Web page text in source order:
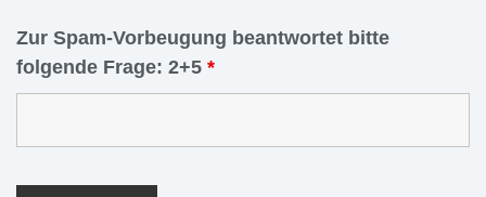
Zur Spam-Vorbeugung beantwortet bitte
folgende Frage: 2+5 *